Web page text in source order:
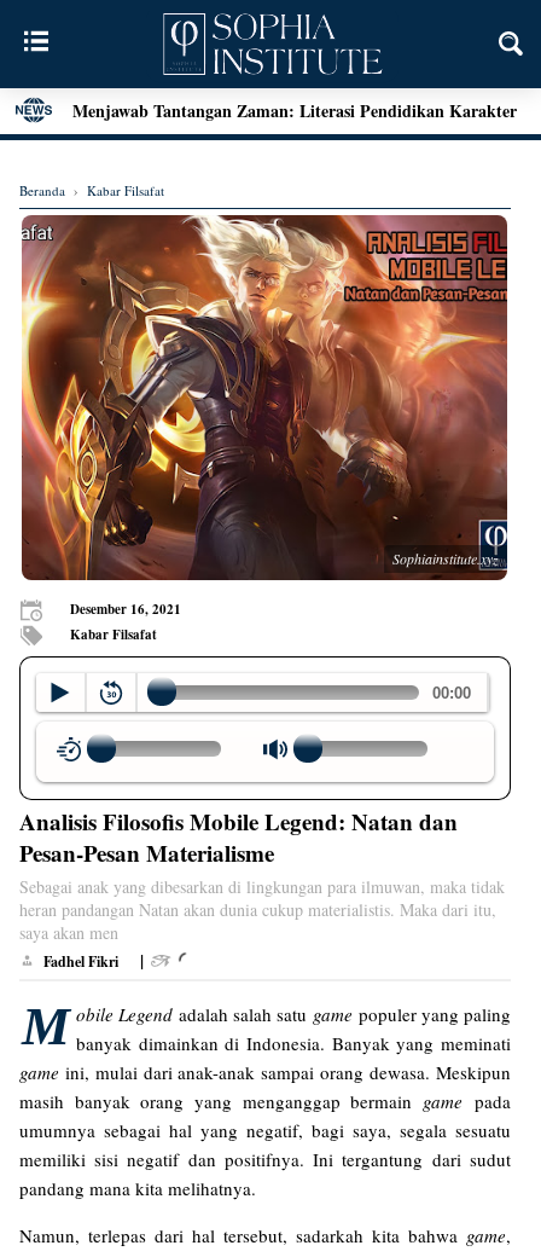
Menjawab Tantangan Zaman: Literasi Pendidikan Karakter
dan Dialog Sains dalam Kegiatan Bedah Buku Palu
Mengenal Teori Etika Immanuel Kant
Momen Terakhir Plato
Locke dan Pertanyaan Seputar Identitas Diri
Augustine on Happiness and Time
Seni Menarik Kesimpulan ala Bertrand Russel
Menjelajahi Hakikat Etika: Sebuah Refleksi dari Aristoteles
hingga Kant
Good Is Good: Menyingkap Hakikat Kebaikan Bersama
George Edward Moore
Kebebasan Sebagai Jembatan Transendensi: Menyelami
Filsafat Eksistensial Mulla Sadra
Beranda › Kabar Filsafat
Sophiainstitute.xyz
Desember 16, 2021
Kabar Filsafat
Analisis Filosofis Mobile Legend: Natan dan
Pesan-Pesan Materialisme
Sebagai anak yang dibesarkan di lingkungan para ilmuwan, maka tidak
heran pandangan Natan akan dunia cukup materialistis. Maka dari itu,
saya akan men
Fadhel Fikri |
M obile Legend adalah salah satu game populer yang paling
banyak dimainkan di Indonesia. Banyak yang meminati
game ini, mulai dari anak-anak sampai orang dewasa. Meskipun
masih banyak orang yang menganggap bermain game pada
umumnya sebagai hal yang negatif, bagi saya, segala sesuatu
memiliki sisi negatif dan positifnya. Ini tergantung dari sudut
pandang mana kita melihatnya.
Namun, terlepas dari hal tersebut, sadarkah kita bahwa game,